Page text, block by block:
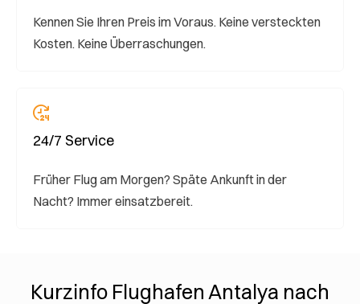
Kennen Sie Ihren Preis im Voraus. Keine versteckten
Kosten. Keine Überraschungen.
24/7 Service
Früher Flug am Morgen? Späte Ankunft in der
Nacht? Immer einsatzbereit.
Kurzinfo Flughafen Antalya nach